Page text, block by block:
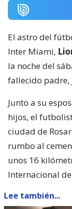
El astro del
Inter Miami,
la noche del
fallecido padre,
Junto a su
hijos, el
ciudad de
rumbo al
unos 16
Internacional
Lee también...